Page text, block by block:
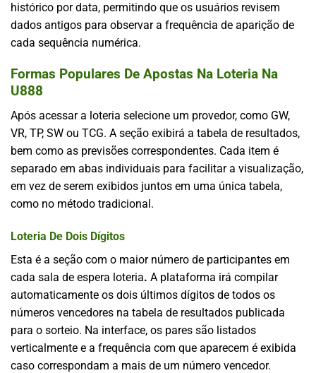
histórico por data, permitindo que os usuários revisem
dados antigos para observar a frequência de aparição de
cada sequência numérica.
Formas Populares De Apostas Na Loteria Na
U888
Após acessar a loteria selecione um provedor, como GW,
VR, TP, SW ou TCG. A seção exibirá a tabela de resultados,
bem como as previsões correspondentes. Cada item é
separado em abas individuais para facilitar a visualização,
em vez de serem exibidos juntos em uma única tabela,
como no método tradicional.
Loteria De Dois Dígitos
Esta é a seção com o maior número de participantes em
cada sala de espera loteria. A plataforma irá compilar
automaticamente os dois últimos dígitos de todos os
números vencedores na tabela de resultados publicada
para o sorteio. Na interface, os pares são listados
verticalmente e a frequência com que aparecem é exibida
caso correspondam a mais de um número vencedor.